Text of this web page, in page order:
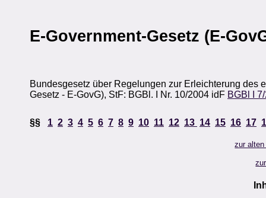
E-Government-Gesetz (E-
Bundesgesetz über Regelungen zur Erleichterung des
Gesetz - E-GovG), StF: BGBl. I Nr. 10/2004 idF BGBl I
§§ 1 2 3 4 5 6 7 8 9 10 11 12 13 14 15 16 17
zur